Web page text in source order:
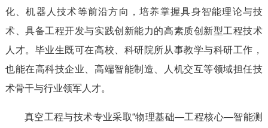
化、机器人技术等前沿方向，培养掌握具身智能理论与技
术、具备工程开发与实践创新能力的高素质创新型工程技术
人才。毕业生既可在高校、科研院所从事教学与科研工作，
也能在高科技企业、高端智能制造、人机交互等领域担任技
术骨干与行业领军人才。
真空工程与技术专业采取“物理基础—工程核心—智能测